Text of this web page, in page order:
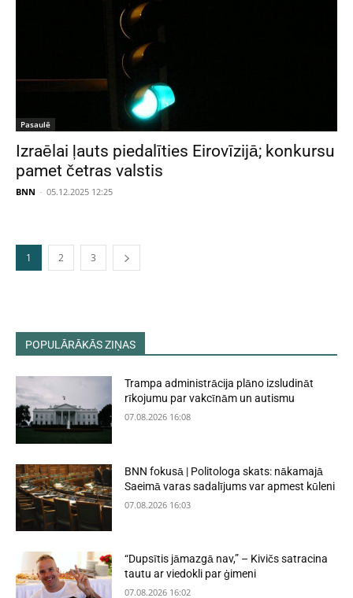
Pasaulē
Izraēlai ļauts piedalīties Eirovīzijā; konkursu
pamet četras valstis
BNN - 05.12.2025 12:25
1 2 3
POPULĀRĀKĀS ZIŅAS
Trampa administrācija plāno izsludināt
rīkojumu par vakcīnām un autismu
07.08.2026 16:08
BNN fokusā | Politologa skats: nākamajā
Saeimā varas sadalījums var apmest kūleni
07.08.2026 16:03
“Dupsītis jāmazgā nav,” – Kivičs satracina
tautu ar viedokli par ģimeni
07.08.2026 16:02